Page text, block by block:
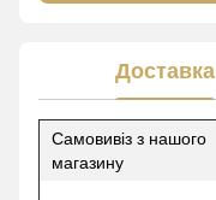
Доставка
Самовивіз з нашого
магазину